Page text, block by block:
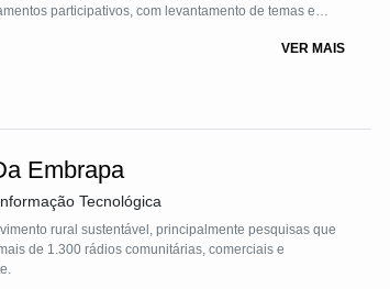
participativos, com levantamento de temas e
para os temas do próximo período.
VER MAIS
Embrapa
Tecnológica
rural sustentável, principalmente pesquisas que
de 1.300 rádios comunitárias, comerciais e